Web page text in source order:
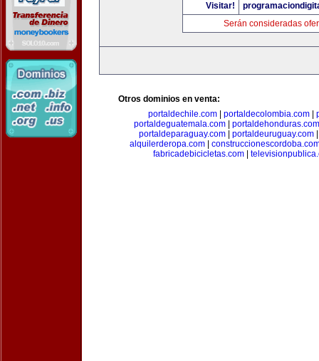
Visitar!
Serán consideradas
Otros dominios en venta:
portaldechile.com
portaldecolombia.com
portaldeguatemala.com
portaldehonduras.com
portaldeparaguay.com| portaldeuruguay.com
alquilerderopa.com|
fabricadebicicletas.com